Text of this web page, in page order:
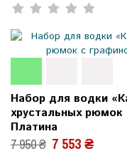
Набор для водки
хрустальных
Платина
7 950 ₴ 7 553 ₴